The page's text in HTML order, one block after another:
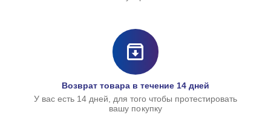
Возврат товара в течение 14 дней
У вас есть 14 дней, для того чтобы протестировать
вашу покупку